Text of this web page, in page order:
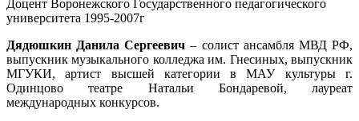
Доцент Воронежского Государственного педагогического
университета 1995-2007г
Дядюшкин Данила Сергеевич – солист ансамбля МВД РФ,
выпускник музыкального колледжа им. Гнесиных, выпускник
МГУКИ, артист высшей категории в МАУ культуры г.
Одинцово театре Натальи Бондаревой, лауреат
международных конкурсов.